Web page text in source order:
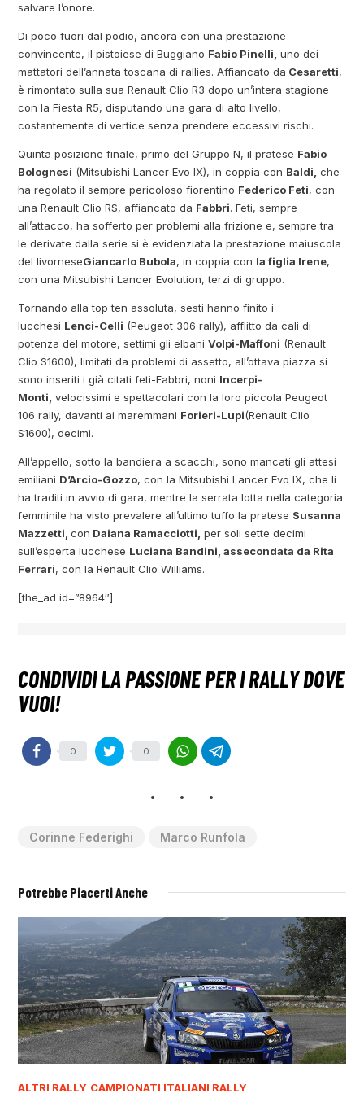
salvare l’onore.
Di poco fuori dal podio, ancora con una prestazione
convincente, il pistoiese di Buggiano Fabio Pinelli, uno dei
mattatori dell’annata toscana di rallies. Affiancato da Cesaretti,
è rimontato sulla sua Renault Clio R3 dopo un’intera stagione
con la Fiesta R5, disputando una gara di alto livello,
costantemente di vertice senza prendere eccessivi rischi.
Quinta posizione finale, primo del Gruppo N, il pratese Fabio
Bolognesi (Mitsubishi Lancer Evo IX), in coppia con Baldi, che
ha regolato il sempre pericoloso fiorentino Federico Feti, con
una Renault Clio RS, affiancato da Fabbri. Feti, sempre
all’attacco, ha sofferto per problemi alla frizione e, sempre tra
le derivate dalla serie si è evidenziata la prestazione maiuscola
del livorneseGiancarlo Bubola, in coppia con la figlia Irene,
con una Mitsubishi Lancer Evolution, terzi di gruppo.
Tornando alla top ten assoluta, sesti hanno finito i
lucchesi Lenci-Celli (Peugeot 306 rally), afflitto da cali di
potenza del motore, settimi gli elbaniVolpi-Maffoni (Renault
Clio S1600), limitati da problemi di assetto, all’ottava piazza si
sono inseriti i già citati feti-Fabbri, noni Incerpi-
Monti, velocissimi e spettacolari con la loro piccola Peugeot
106 rally, davanti ai maremmani Forieri-Lupi(Renault Clio
S1600), decimi.
All’appello, sotto la bandiera a scacchi, sono mancati gli attesi
emiliani D’Arcio-Gozzo, con la Mitsubishi Lancer Evo IX, che li
ha traditi in avvio di gara, mentre la serrata lotta nella categoria
femminile ha visto prevalere all’ultimo tuffo la pratese Susanna
Mazzetti,con Daiana Ramacciotti, per soli sette decimi
sull’esperta lucchese Luciana Bandini, assecondata da Rita
Ferrari, con la Renault Clio Williams.
[the_ad id=”8964″]
0 0
Corinne Federighi Marco Runfola
Potrebbe Piacerti Anche
ALTRI RALLY CAMPIONATI ITALIANI RALLY